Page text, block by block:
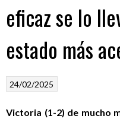
eficaz se lo
estado más
24/02/2025
Victoria (1-2) de mucho